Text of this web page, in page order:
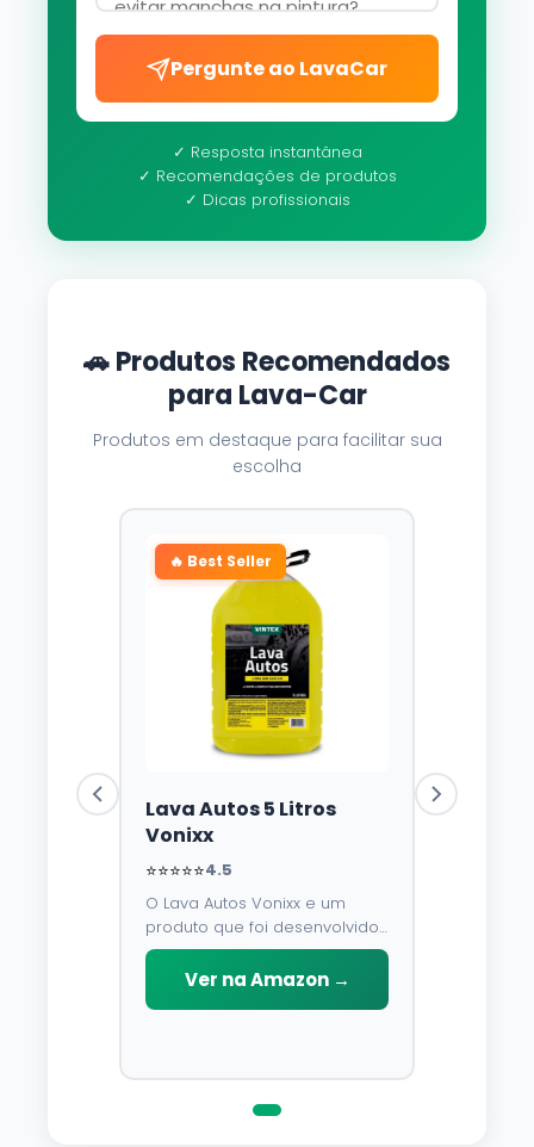
Pergunte ao LavaCar
✓ Resposta instantânea
✓ Recomendações de produtos
✓ Dicas profissionais
🚗 Produtos Recomendados
para Lava-Car
Produtos em destaque para facilitar sua
escolha
🔥 Best Seller
Lava Autos 5 Litros
Vonixx
⭐⭐⭐⭐⭐4.5
O Lava Autos Vonixx e um
produto que foi desenvolvido
para limpar, proteger e
conservar a lataria do veiculo.
Por possuir pH neutro, pode
Ver na Amazon →